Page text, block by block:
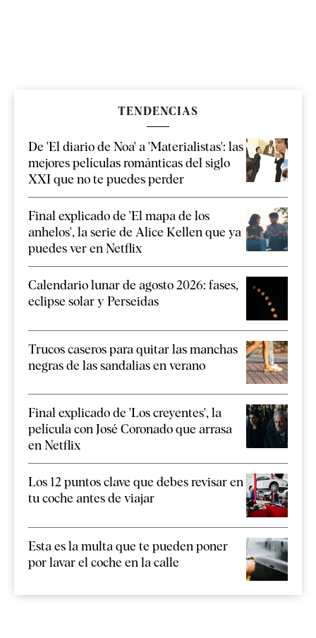
TENDENCIAS
De 'El diario de Noa' a 'Materialistas': las
mejores películas románticas del siglo
XXI que no te puedes perder
Final explicado de 'El mapa de los
anhelos', la serie de Alice Kellen que ya
puedes ver en Netflix
Calendario lunar de agosto 2026: fases,
eclipse solar y Perseidas
Trucos caseros para quitar las manchas
negras de las sandalias en verano
Final explicado de 'Los creyentes', la
película con José Coronado que arrasa
en Netflix
Los 12 puntos clave que debes revisar en
tu coche antes de viajar
Esta es la multa que te pueden poner
por lavar el coche en la calle